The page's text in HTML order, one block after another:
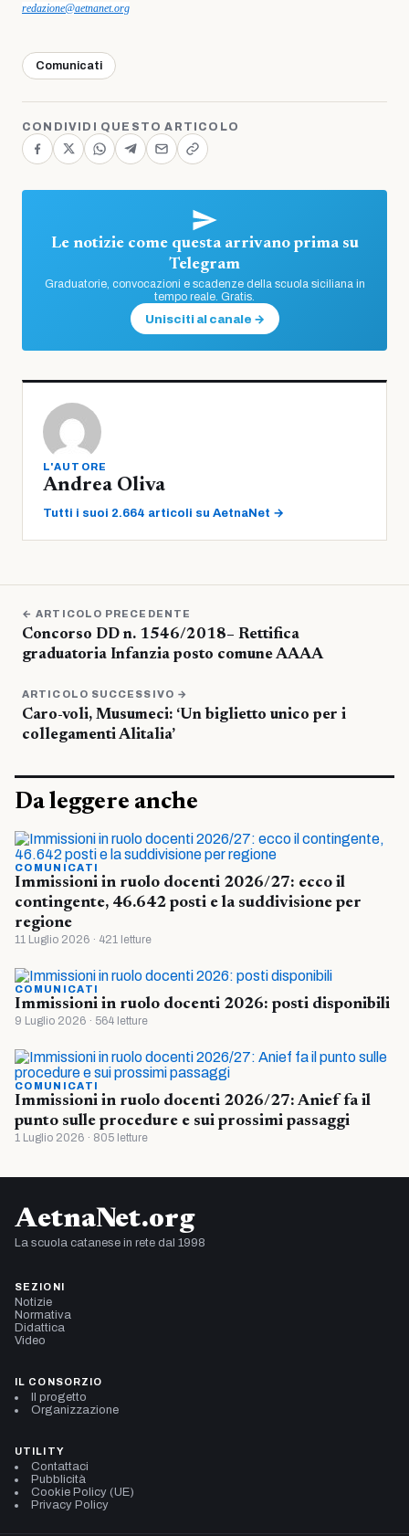
redazione@aetnanet.org
Comunicati
CONDIVIDI QUESTO ARTICOLO
Le notizie come questa arrivano prima su
Telegram
Graduatorie, convocazioni e scadenze della scuola siciliana in
tempo reale. Gratis.
Unisciti al canale →
L'AUTORE
Andrea Oliva
Tutti i suoi 2.664 articoli su AetnaNet →
← ARTICOLO PRECEDENTE
Concorso DD n. 1546/2018– Rettifica
graduatoria Infanzia posto comune AAAA
ARTICOLO SUCCESSIVO →
Caro-voli, Musumeci: ‘Un biglietto unico per i
collegamenti Alitalia’
Da leggere anche
COMUNICATI
Immissioni in ruolo docenti 2026/27: ecco il
contingente, 46.642 posti e la suddivisione per
regione
11 Luglio 2026 · 421 letture
COMUNICATI
Immissioni in ruolo docenti 2026: posti disponibili
9 Luglio 2026 · 564 letture
COMUNICATI
Immissioni in ruolo docenti 2026/27: Anief fa il
punto sulle procedure e sui prossimi passaggi
1 Luglio 2026 · 805 letture
AetnaNet.org
La scuola catanese in rete dal 1998
SEZIONI
Notizie
Normativa
Didattica
Video
IL CONSORZIO
Il progetto
Organizzazione
UTILITY
Contattaci
Pubblicità
Cookie Policy (UE)
Privacy Policy